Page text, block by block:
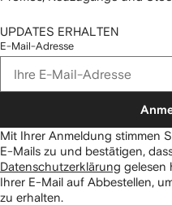
UPDATES ERHALTEN
E-Mail-Adresse
Mit Ihrer Anmeldung stimmen
E-Mails zu und bestätigen,
Datenschutzerklärung gelesen
Ihrer E-Mail auf Abbestellen,
zu erhalten.